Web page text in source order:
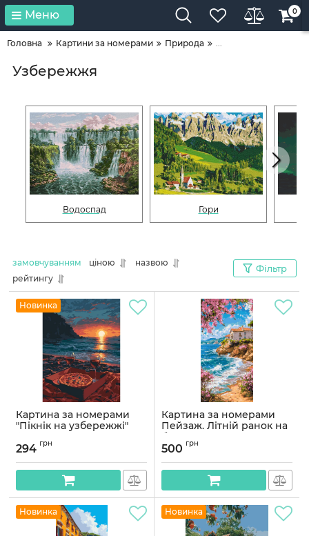
Меню 0
Головна Картини за номерами Природа ...
Узбережжя
Водоспад Гори
замовчуванням ціною
назвою
рейтингу
Фільтр
Новинка
Картина за номерами
"Пікнік на узбережжі"
10632-AC 30х40 см
Артикул:10632-AC
294 грн
Картина за номерами
Пейзаж. Літній ранок на
березі 40*80 см Орігамі
LW 5161
Артикул:LW5161
500 грн
Новинка Новинка